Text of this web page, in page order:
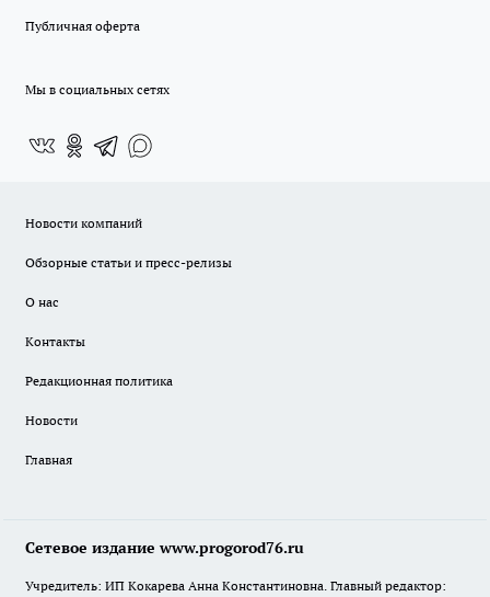
Публичная оферта
Мы в социальных сетях
Новости компаний
Обзорные статьи и пресс-релизы
О нас
Контакты
Редакционная политика
Новости
Главная
Сетевое издание www.progorod76.ru
Учредитель: ИП Кокарева Анна Константиновна. Главный редактор: